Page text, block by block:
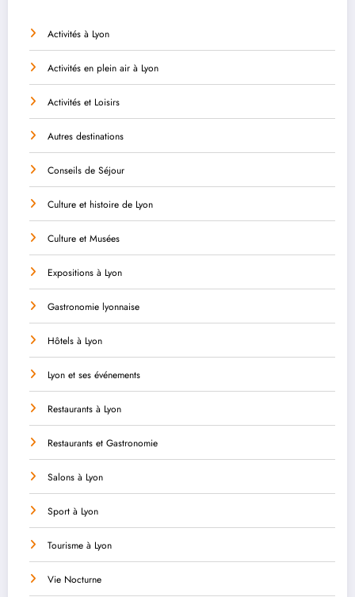
Activités à Lyon
Activités en plein air à Lyon
Activités et Loisirs
Autres destinations
Conseils de Séjour
Culture et histoire de Lyon
Culture et Musées
Expositions à Lyon
Gastronomie lyonnaise
Hôtels à Lyon
Lyon et ses événements
Restaurants à Lyon
Restaurants et Gastronomie
Salons à Lyon
Sport à Lyon
Tourisme à Lyon
Vie Nocturne